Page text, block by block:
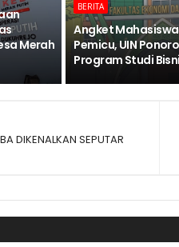
Merah
BERITA
Angket
Pemicu, UIN
Program Studi
DIKENALKAN SEPUTAR